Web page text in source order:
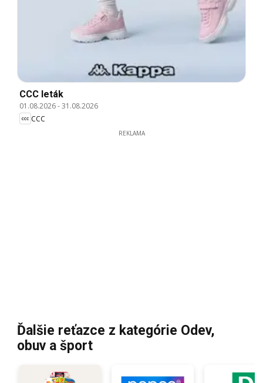
CCC leták
01.08.2026-31.08.2026
CCC
REKLAMA
Ďalšie reťazce z kategórie Odev,
obuv a šport